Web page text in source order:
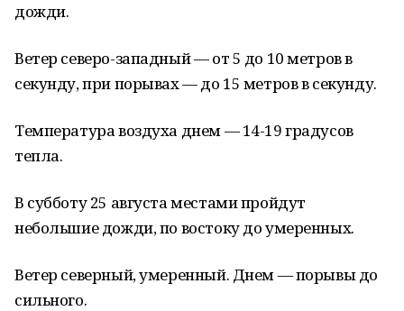
дожди.
Ветер северо-западный — от 5 до 10 метров в
секунду, при порывах — до 15 метров в секунду.
Температура воздуха днем — 14-19 градусов
тепла.
В субботу 25 августа местами пройдут
небольшие дожди, по востоку до умеренных.
Ветер северный, умеренный. Днем — порывы до
сильного.